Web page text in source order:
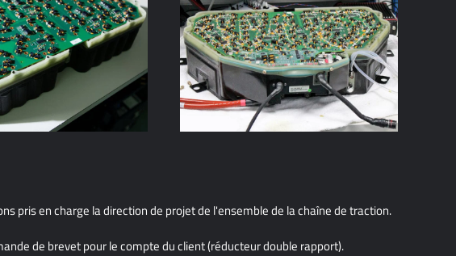
par bain d'huile
dielectrique
Carte BMS (Battery Management
System) sur mesure, avec
maintenance prédictive intégrée
pris en charge la direction de projet de l'ensemble de la chaîne de traction.
de brevet pour le compte du client (réducteur double rapport).